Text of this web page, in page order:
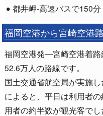
都井岬-高速バスで150分
福岡空港から宮崎空港
福岡空港発―宮崎空港着
52.6万人の路線です。
国土交通省航空局が実施
によると、平日は利用者
用者の約半数が観光客でし